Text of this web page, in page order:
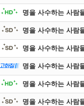
명을 사수하는 사람
명을 사수하는 사람
명을 사수하는 사람
명을 사수하는 사람
명을 사수하는 사람
명을 사수하는 사람